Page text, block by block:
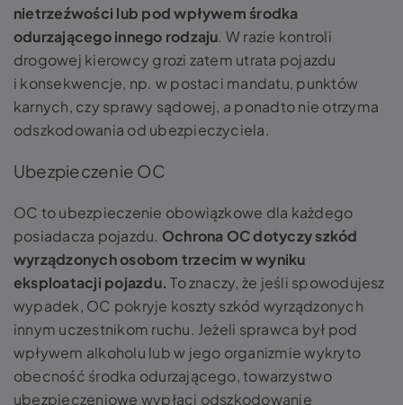
nietrzeźwości lub pod wpływem środka
odurzającego innego rodzaju. W razie kontroli
drogowej kierowcy grozi zatem utrata pojazdu
i konsekwencje, np. w postaci mandatu, punktów
karnych, czy sprawy sądowej, a ponadto nie otrzyma
odszkodowania od ubezpieczyciela.
Ubezpieczenie OC
OC to ubezpieczenie obowiązkowe dla każdego
posiadacza pojazdu. Ochrona OC dotyczy szkód
wyrządzonych osobom trzecim w wyniku
eksploatacji pojazdu. To znaczy, że jeśli spowodujesz
wypadek, OC pokryje koszty szkód wyrządzonych
innym uczestnikom ruchu. Jeżeli sprawca był pod
wpływem alkoholu lub w jego organizmie wykryto
obecność środka odurzającego, towarzystwo
ubezpieczeniowe wypłaci odszkodowanie